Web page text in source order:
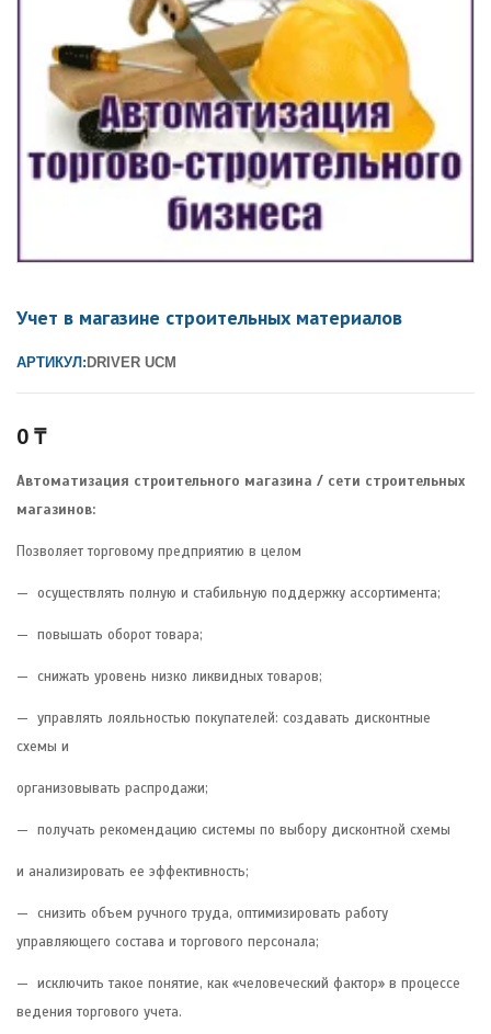
Учет в магазине строительных материалов
АРТИКУЛ: DRIVER UCM
0₸
Автоматизация строительного магазина / сети строительных
магазинов:
Позволяет торговому предприятию в целом
— осуществлять полную и стабильную поддержку ассортимента;
— повышать оборот товара;
— снижать уровень низко ликвидных товаров;
— управлять лояльностью покупателей: создавать дисконтные
схемы и
организовывать распродажи;
— получать рекомендацию системы по выбору дисконтной схемы
и анализировать ее эффективность;
— снизить объем ручного труда, оптимизировать работу
управляющего состава и торгового персонала;
— исключить такое понятие, как «человеческий фактор» в процессе
ведения торгового учета.